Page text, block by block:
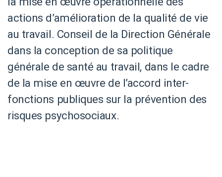
actions d’amélioration de la qualité de vie
au travail. Conseil de la Direction Générale
dans la conception de sa politique
générale de santé au travail, dans le cadre
de la mise en œuvre de l’accord inter-
fonctions publiques sur la prévention des
risques psychosociaux.